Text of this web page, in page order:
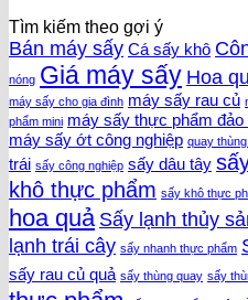
Tìm kiếm theo gợi ý
Bán máy sấy Cá sấy khô
nóng Giá máy sấy Hoa
máy sấy cho gia đình máy sấy rau củ
phẩm mini máy sấy thực phẩm đảo
máy sấy ớt công nghiệp quay
trái sấy công nghiệp sấy dâu tây
khô thực phẩm sấy khô thực
hoa quả Sấy lạnh thủy
lạnh trái cây sấy nhanh thực phẩm
sấy rau củ quả sấy thùng quay sấy